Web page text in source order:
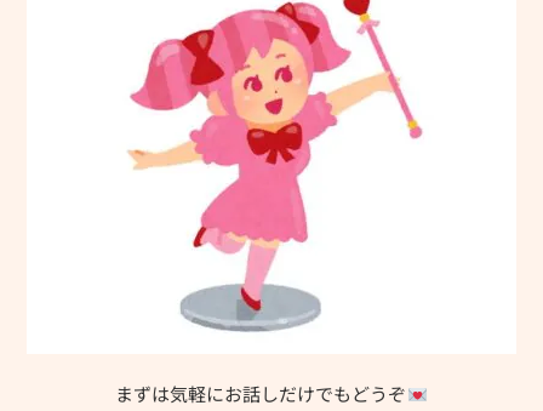
まずは気軽にお話しだけでもどうぞ